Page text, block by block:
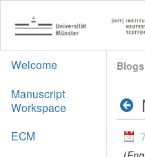
Welcome
Manuscript
Workspace
ECM
Blogs